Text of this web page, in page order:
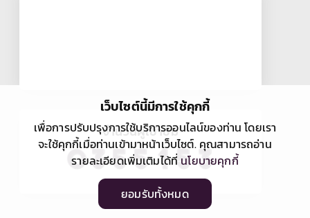
จำนวนผู้เข้าชม
เว็บไซต์นี้มีการใช้คุกกี้
เพื่อการปรับปรุงการใช้บริการออนไลน์ของท่าน โดยเรา
จะใช้คุกกี้เมื่อท่านเข้ามาหน้าเว็บไซต์. คุณสามารถอ่าน
รายละเอียดเพิ่มเติมได้ที่ นโยบายคุกกี้
ยอมรับทั้งหมด